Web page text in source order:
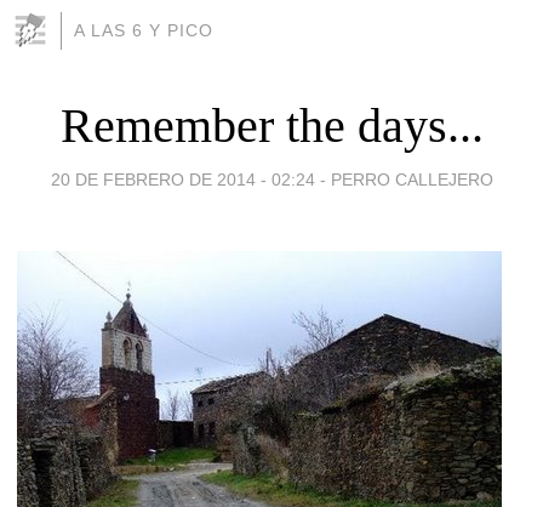
A LAS 6 Y PICO
Remember the days...
20 DE FEBRERO DE 2014 - 02:24 - PERRO CALLEJERO